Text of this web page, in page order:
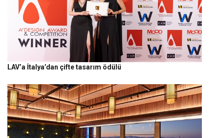
LAV’a İtalya’dan çifte tasarım ödülü